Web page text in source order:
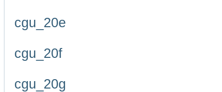
cgu_20e
cgu_20f
cgu_20g